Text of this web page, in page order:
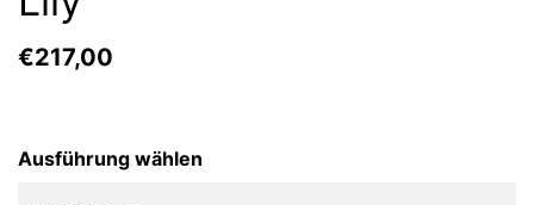
€217,00
Ausführung wählen